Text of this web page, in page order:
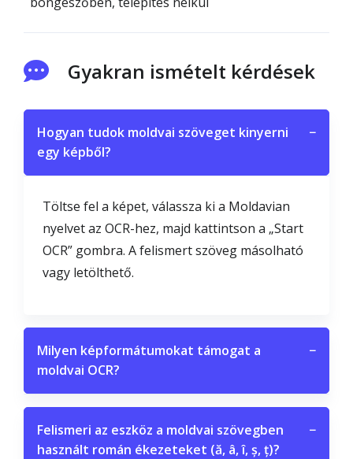
Gyakran ismételt kérdések
Hogyan tudok moldvai szöveget kinyerni
egy képből?
−
Töltse fel a képet, válassza ki a Moldavian
nyelvet az OCR-hez, majd kattintson a „Start
OCR” gombra. A felismert szöveg másolható
vagy letölthető.
Milyen képformátumokat támogat a
moldvai OCR?
−
Felismeri az eszköz a moldvai szövegben
használt román ékezeteket (ă, â, î, ș, ț)?
−